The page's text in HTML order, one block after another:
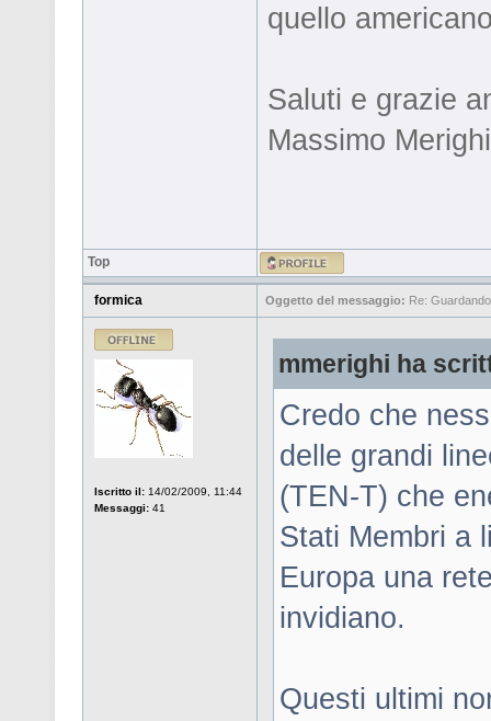
quello
Saluti e grazie
Massimo Merighi
Top
formica Oggetto del messaggio: Re:
Iscritto il: 14/02/2009, 11:44
Messaggi: 41
mmerighi ha
Credo che
delle grandi
(TEN-T) che
Stati Membri a
Europa una
invidiano.
Questi ultimi